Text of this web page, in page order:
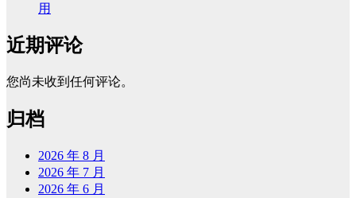
用
近期评论
您尚未收到任何评论。
归档
2026 年 8 月
2026 年 7 月
2026 年 6 月